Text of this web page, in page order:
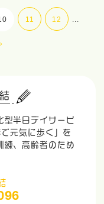
11 12 ...
型半日デイサービ
元気に歩く」を
練、高齢者のため